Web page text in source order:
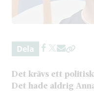
Dela
Det krävs ett
Det hade aldrig